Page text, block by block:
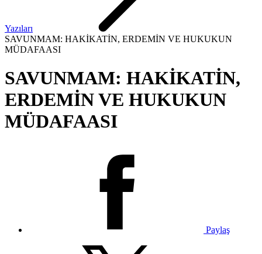
Yazıları
SAVUNMAM: HAKİKATİN, ERDEMİN VE HUKUKUN
MÜDAFAASI
SAVUNMAM: HAKİKATİN,
ERDEMİN VE HUKUKUN
MÜDAFAASI
Paylaş